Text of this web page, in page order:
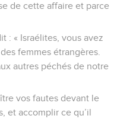
de cette affaire et parce
: « Israélites, vous avez
femmes étrangères.
autres péchés de notre
vos fautes devant le
et accomplir ce qu’il